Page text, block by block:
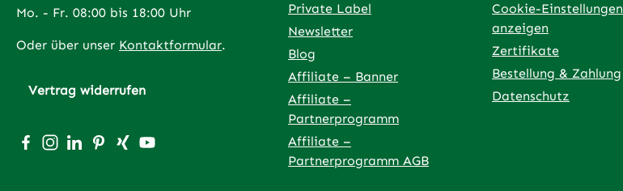
Mo. - Fr. 08:00 bis 18:00 Uhr
Oder über unser Kontaktformular.
Vertrag widerrufen
Besuche uns auf Facebook – öffnet in neuem Tab (externer Link)
Schau auf Instagram vorbei – öffnet in neuem Tab (externer Link)
Vernetze dich mit uns auf LinkedIn – öffnet in neuem Tab (externer Link)
Lass dich auf Pinterest inspirieren – öffnet in neuem Tab (externer Link)
Vernetze dich mit uns auf Xing – öffnet in neuem Tab (externer Link)
Sieh dir unsere Videos auf YouTube an – öffnet in neuem Tab (externer Link)
Private Label
Newsletter
Blog
Affiliate – Banner
Affiliate –
Partnerprogramm
Affiliate –
Partnerprogramm AGB
Cookie-Einstellungen
anzeigen
Zertifikate
Bestellung & Zahlung
Datenschutz